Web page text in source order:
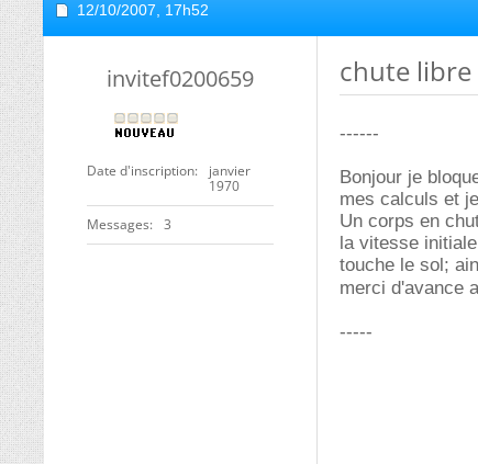
12/10/2007, 17h52
invitef0200659
Date d'inscription
janvier
1970
Messages 3
chute libre
------
Bonjour je
mes calculs et
Un corps en
la vitesse
touche le sol;
merci d'avance
-----